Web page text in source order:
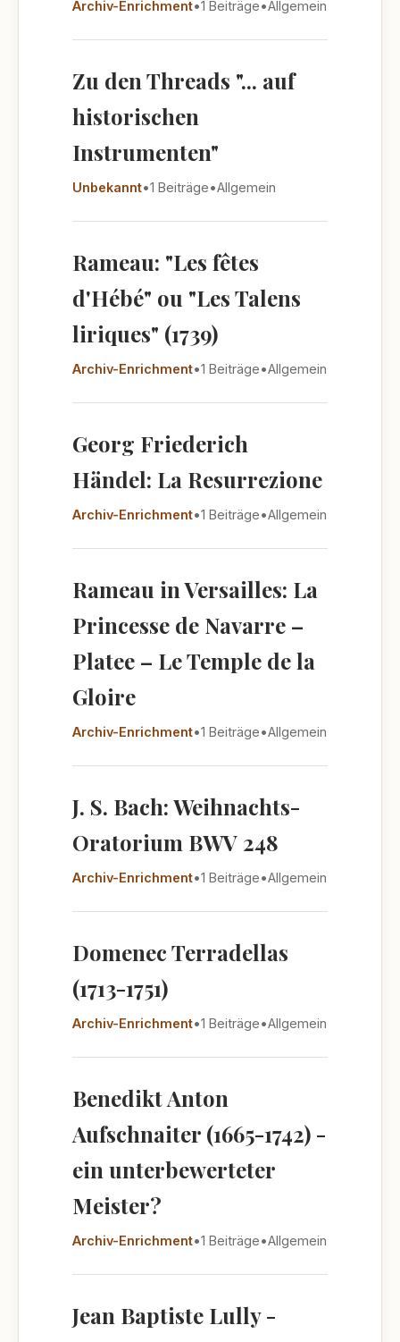
Archiv-Enrichment•1 Beiträge•Allgemein
Zu den Threads "... auf
historischen
Instrumenten"
Unbekannt•1 Beiträge•Allgemein
Rameau: "Les fêtes
d'Hébé" ou "Les Talens
liriques" (1739)
Archiv-Enrichment•1 Beiträge•Allgemein
Georg Friederich
Händel: La Resurrezione
Archiv-Enrichment•1 Beiträge•Allgemein
Rameau in Versailles: La
Princesse de Navarre –
Platee – Le Temple de la
Gloire
Archiv-Enrichment•1 Beiträge•Allgemein
J. S. Bach: Weihnachts-
Oratorium BWV 248
Archiv-Enrichment•1 Beiträge•Allgemein
Domenec Terradellas
(1713-1751)
Archiv-Enrichment•1 Beiträge•Allgemein
Benedikt Anton
Aufschnaiter (1665-1742) -
ein unterbewerteter
Meister?
Archiv-Enrichment•1 Beiträge•Allgemein
Jean Baptiste Lully -